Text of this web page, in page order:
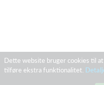
Dette website bruger cookies til
tilføre ekstra funktionalitet.